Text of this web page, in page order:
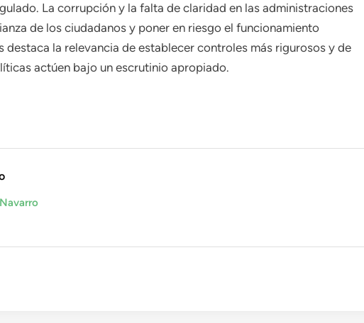
La corrupción y la falta de claridad en las administraciones
de los ciudadanos y poner en riesgo el funcionamiento
destaca la relevancia de establecer controles más rigurosos y de
actúen bajo un escrutinio apropiado.